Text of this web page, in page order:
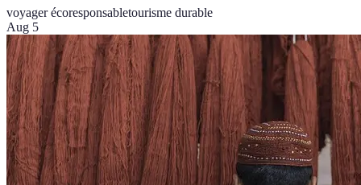
voyager écoresponsabletourisme durable
Aug 5